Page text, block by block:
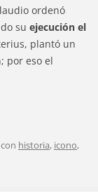
ordenó
su ejecución el
plantó un
por eso el
historia, icono,